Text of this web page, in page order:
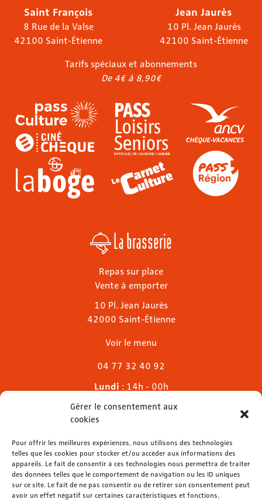
Gérer le consentement aux
cookies
Pour offrir les meilleures expériences, nous utilisons des technologies
telles que les cookies pour stocker et/ou accéder aux informations des
appareils. Le fait de consentir à ces technologies nous permettra de traiter
des données telles que le comportement de navigation ou les ID uniques
sur ce site. Le fait de ne pas consentir ou de retirer son consentement peut
avoir un effet négatif sur certaines caractéristiques et fonctions.
Saint François
8 Rue de la Valse
42100 Saint-Étienne
Jean Jaurès
10 Pl. Jean Jaurès
42100 Saint-Étienne
Tarifs spéciaux et abonnements
De 4€ à 8,90€
La brasserie
Repas sur place
Vente à emporter
10 Pl. Jean Jaurès
42000 Saint-Étienne
Voir le menu
04 77 32 40 92
Lundi : 14h - 00h
Mardi & mercredi
Jeudi
Dimanche: 11h - 00h